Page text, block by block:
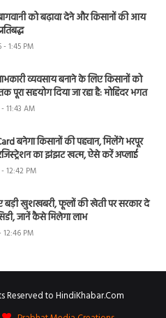
को बढ़ावा देने और किसानों की आय
1:45 PM
व्यवसाय बनाने के लिए किसानों को
पूरा सहयोग दिया जा रहा है: मोहिंदर भगत
11:43 AM
बनेगा किसानों की पहचान, मिलेंगे भरपूर
का झंझट खत्म, ऐसे करें अप्लाई
12:42 PM
बड़ी खुशखबरी, फूलों की खेती पर सरकार दे
जानें कैसे मिलेगा लाभ
12:46 PM
Reserved to HindiKhabar.Com